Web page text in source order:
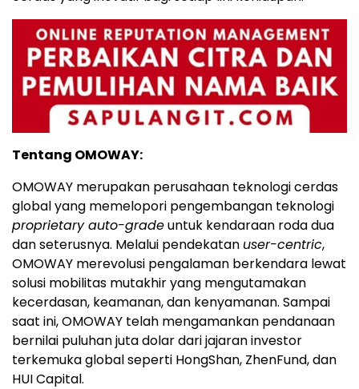
Tentang OMOWAY:
OMOWAY merupakan perusahaan teknologi cerdas
global yang memelopori pengembangan teknologi
proprietary auto-gradeuntuk kendaraan roda dua
dan seterusnya. Melalui pendekatan user-centric,
OMOWAY merevolusi pengalaman berkendara lewat
solusi mobilitas mutakhir yang mengutamakan
kecerdasan, keamanan, dan kenyamanan. Sampai
saat ini, OMOWAY telah mengamankan pendanaan
bernilai puluhan juta dolar dari jajaran investor
terkemuka global seperti HongShan, ZhenFund, dan
HUI Capital.